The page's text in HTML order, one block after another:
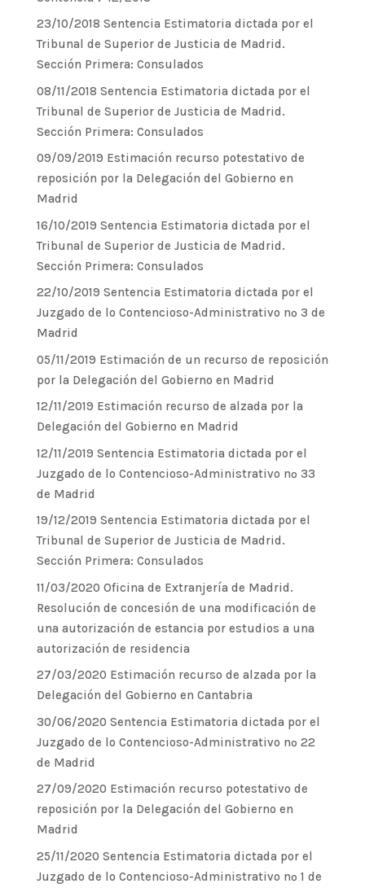
23/10/2018 Sentencia Estimatoria dictada por el
Tribunal de Superior de Justicia de Madrid.
Sección Primera: Consulados
08/11/2018 Sentencia Estimatoria dictada por el
Tribunal de Superior de Justicia de Madrid.
Sección Primera: Consulados
09/09/2019 Estimación recurso potestativo de
reposición por la Delegación del Gobierno en
Madrid
16/10/2019 Sentencia Estimatoria dictada por el
Tribunal de Superior de Justicia de Madrid.
Sección Primera: Consulados
22/10/2019 Sentencia Estimatoria dictada por el
Juzgado de lo Contencioso-Administrativo nº 3 de
Madrid
05/11/2019 Estimación de un recurso de reposición
por la Delegación del Gobierno en Madrid
12/11/2019 Estimación recurso de alzada por la
Delegación del Gobierno en Madrid
12/11/2019 Sentencia Estimatoria dictada por el
Juzgado de lo Contencioso-Administrativo nº 33
de Madrid
19/12/2019 Sentencia Estimatoria dictada por el
Tribunal de Superior de Justicia de Madrid.
Sección Primera: Consulados
11/03/2020 Oficina de Extranjería de Madrid.
Resolución de concesión de una modificación de
una autorización de estancia por estudios a una
autorización de residencia
27/03/2020 Estimación recurso de alzada por la
Delegación del Gobierno en Cantabria
30/06/2020 Sentencia Estimatoria dictada por el
Juzgado de lo Contencioso-Administrativo nº 22
de Madrid
27/09/2020 Estimación recurso potestativo de
reposición por la Delegación del Gobierno en
Madrid
25/11/2020 Sentencia Estimatoria dictada por el
Juzgado de lo Contencioso-Administrativo nº 1 de